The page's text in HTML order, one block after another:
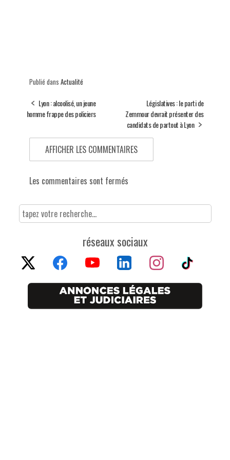
Publié dans Actualité
Lyon : alcoolisé, un jeune
homme frappe des policiers
Législatives : le parti de
Zemmour devrait présenter des
candidats de partout à Lyon
AFFICHER LES COMMENTAIRES
Les commentaires sont fermés
réseaux sociaux